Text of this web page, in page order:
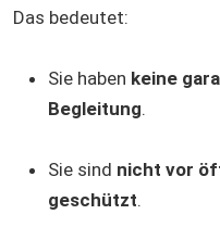
Das bedeutet:
Sie haben keine
Begleitung.
Sie sind nicht vor
geschützt.